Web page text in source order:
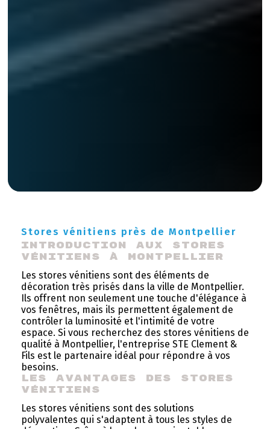
Stores vénitiens près de Montpellier
Introduction aux stores
vénitiens à Montpellier
Les stores vénitiens sont des éléments de
décoration très prisés dans la ville de Montpellier.
Ils offrent non seulement une touche d'élégance à
vos fenêtres, mais ils permettent également de
contrôler la luminosité et l'intimité de votre
espace. Si vous recherchez des stores vénitiens de
qualité à Montpellier, l'entreprise STE Clement &
Fils est le partenaire idéal pour répondre à vos
besoins.
Les avantages des stores
vénitiens
Les stores vénitiens sont des solutions
polyvalentes qui s'adaptent à tous les styles de